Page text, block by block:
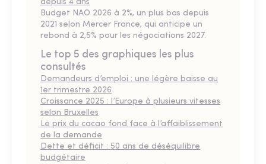
depuis 4 ans
Budget NAO 2026 à 2%, un plus bas depuis
2021 selon Mercer France, qui anticipe un
rebond à 2,5% pour les négociations 2027.
Le top 5 des graphiques les plus
consultés
Demandeurs d’emploi : une légère baisse au
1er trimestre 2026
Croissance 2025 : l’Europe à plusieurs vitesses
selon Bruxelles
Le prix du cacao fond face à l’affaiblissement
de la demande
Dette et déficit : 50 ans de déséquilibre
budgétaire